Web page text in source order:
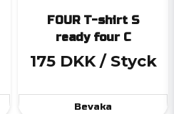
FOUR T-shirt S
ready four C
175 DKK / Styck
Bevaka